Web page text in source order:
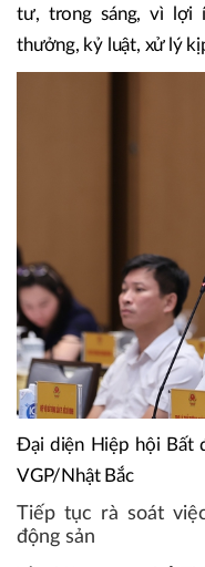
pháp nói trên theo
thì đề xuất cấp có thẩm
quan động viên,
thành cơ sở, hành
chức dám nghĩ, dám
tư, trong sáng, vì lợi
thưởng, kỷ luật, xử lý